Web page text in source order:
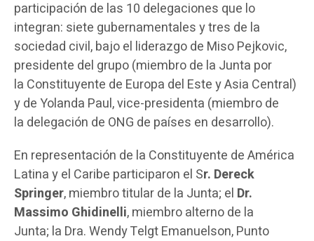
participación de las 10 delegaciones que lo
integran: siete gubernamentales y tres de la
sociedad civil, bajo el liderazgo de Miso Pejkovic,
presidente del grupo (miembro de la Junta por
la Constituyente de Europa del Este y Asia Central)
y de Yolanda Paul, vice-presidenta (miembro de
la delegación de ONG de países en desarrollo).
En representación de la Constituyente de América
Latina y el Caribe participaron el Sr. Dereck
Springer, miembro titular de la Junta; el Dr.
Massimo Ghidinelli, miembro alterno de la
Junta; la Dra. Wendy Telgt Emanuelson, Punto